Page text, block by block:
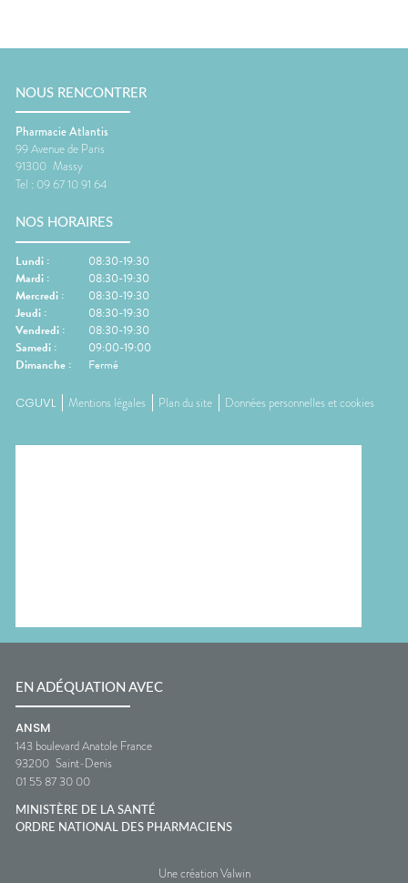
NOUS RENCONTRER
Pharmacie Atlantis
99 Avenue de Paris
91300 Massy
Tel : 09 67 10 91 64
NOS HORAIRES
Lundi :
08:30-19:30
Mardi :
08:30-19:30
Mercredi :
08:30-19:30
Jeudi :
08:30-19:30
Vendredi :
08:30-19:30
Samedi :
09:00-19:00
Dimanche : Fermé
CGUVL Mentions légales Plan du site Données personnelles et cookies
EN ADÉQUATION AVEC
ANSM
143 boulevard Anatole France
93200 Saint-Denis
01 55 87 30 00
MINISTÈRE DE LA SANTÉ
ORDRE NATIONAL DES PHARMACIENS
Une création Valwin